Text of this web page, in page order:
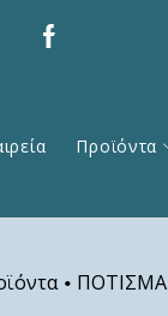
Προϊόντα
• ΠΟΤΙΣΜΑ